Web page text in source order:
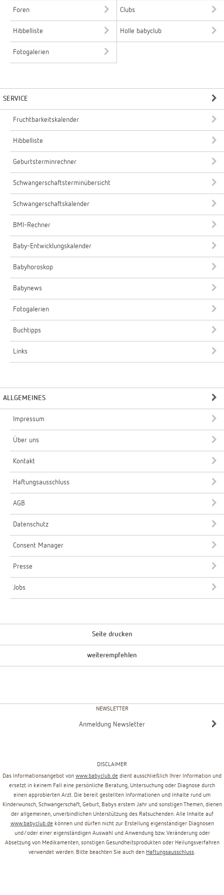
Foren Clubs
Hibbelliste Holle babyclub
Fotogalerien
SERVICE
Fruchtbarkeitskalender
Hibbelliste
Geburtsterminrechner
Schwangerschaftsterminübersicht
Schwangerschaftskalender
BMI-Rechner
Baby-Entwicklungskalender
Babyhoroskop
Babynews
Fotogalerien
Buchtipps
Links
ALLGEMEINES
Impressum
Über uns
Kontakt
Haftungsausschluss
AGB
Datenschutz
Consent Manager
Presse
Jobs
Seite drucken
weiterempfehlen
NEWSLETTER
Anmeldung Newsletter
DISCLAIMER
Das Informationsangebot von www.babyclub.de dient ausschließlich Ihrer Information und
ersetzt in keinem Fall eine persönliche Beratung, Untersuchung oder Diagnose durch
einen approbierten Arzt. Die bereit gestellten Informationen und Inhalte rund um
Kinderwunsch, Schwangerschaft, Geburt, Babys erstem Jahr und sonstigen Themen, dienen
der allgemeinen, unverbindlichen Unterstützung des Ratsuchenden. Alle Inhalte auf
www.babyclub.de können und dürfen nicht zur Erstellung eigenständiger Diagnosen
und/oder einer eigenständigen Auswahl und Anwendung bzw. Veränderung oder
Absetzung von Medikamenten, sonstigen Gesundheitsprodukten oder Heilungsverfahren
verwendet werden. Bitte beachten Sie auch den Haftungsausschluss.